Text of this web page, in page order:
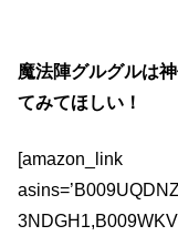
魔法陣グルグルは
てみてほしい！
[amazon_link